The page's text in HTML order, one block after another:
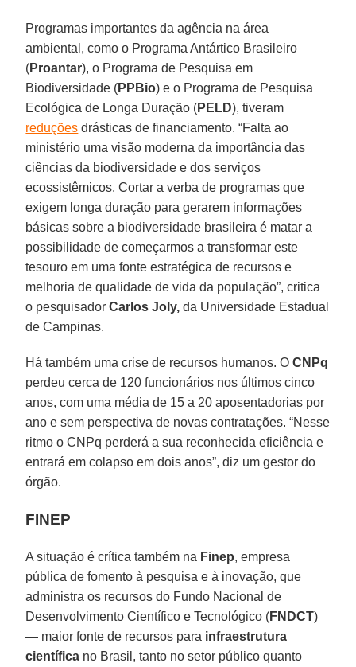
Programas importantes da agência na área
ambiental, como o Programa Antártico Brasileiro
(Proantar), o Programa de Pesquisa em
Biodiversidade (PPBio) e o Programa de Pesquisa
Ecológica de Longa Duração (PELD), tiveram
reduções drásticas de financiamento. “Falta ao
ministério uma visão moderna da importância das
ciências da biodiversidade e dos serviços
ecossistêmicos. Cortar a verba de programas que
exigem longa duração para gerarem informações
básicas sobre a biodiversidade brasileira é matar a
possibilidade de começarmos a transformar este
tesouro em uma fonte estratégica de recursos e
melhoria de qualidade de vida da população”, critica
o pesquisadorCarlos Joly, da Universidade Estadual
de Campinas.
Há também uma crise de recursos humanos. OCNPq
perdeu cerca de 120 funcionários nos últimos cinco
anos, com uma média de 15 a 20 aposentadorias por
ano e sem perspectiva de novas contratações. “Nesse
ritmo o CNPq perderá a sua reconhecida eficiência e
entrará em colapso em dois anos”, diz um gestor do
órgão.
FINEP
A situação é crítica também na Finep, empresa
pública de fomento à pesquisa e à inovação, que
administra os recursos do Fundo Nacional de
Desenvolvimento Científico e Tecnológico (FNDCT)
— maior fonte de recursos para infraestrutura
científica no Brasil, tanto no setor público quanto